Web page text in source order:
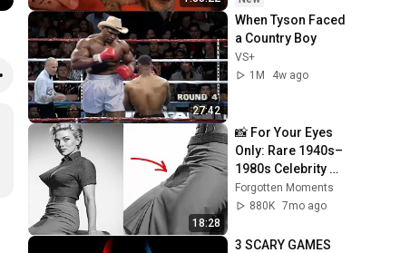
27:42
When Tyson Faced
a Country Boy
VS+
1M
4w ago
18:28
📸 For Your Eyes
Only: Rare 1940s–
1980s Celebrity
Photos Hidden for
Decades |
Moments
Forgotten Moments
880K 7mo ago
3 SCARY GAMES